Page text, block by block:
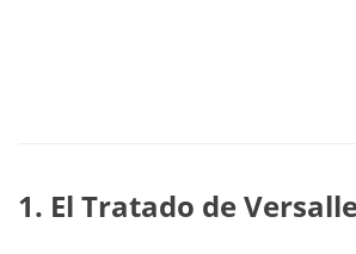
1. El Tratado de